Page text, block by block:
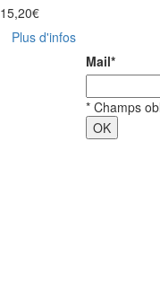
15,20€
Plus d'infos
Mail*
* Champs